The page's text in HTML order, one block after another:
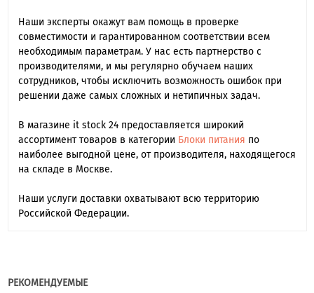
Наши эксперты окажут вам помощь в проверке
совместимости и гарантированном соответствии всем
необходимым параметрам. У нас есть партнерство с
производителями, и мы регулярно обучаем наших
сотрудников, чтобы исключить возможность ошибок при
решении даже самых сложных и нетипичных задач.
В магазине it stock 24 предоставляется широкий
ассортимент товаров в категории Блоки питания по
наиболее выгодной цене, от производителя, находящегося
на складе в Москве.
Наши услуги доставки охватывают всю территорию
Российской Федерации.
РЕКОМЕНДУЕМЫЕ